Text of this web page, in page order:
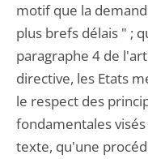
motif que la
plus brefs délais " ;
paragraphe 4 de
directive, les Etats
le respect des
fondamentales
texte, qu'une